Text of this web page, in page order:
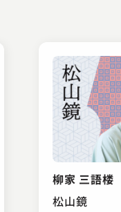
柳家 三語楼
松山鏡